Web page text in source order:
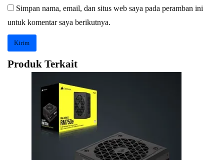
Simpan nama, email, dan situs web saya pada peramban ini
untuk komentar saya berikutnya.
Produk Terkait